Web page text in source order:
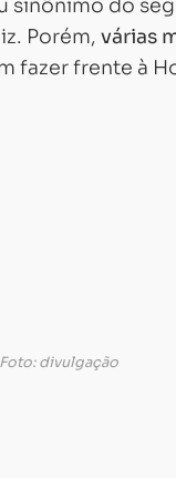
sinônimo do
Porém, várias
fazer frente à
divulgação